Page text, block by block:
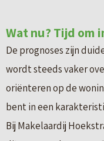
Wat nu? Tijd om
De prognoses zijn
wordt steeds vaker
oriënteren op de
bent in een
Bij Makelaardij